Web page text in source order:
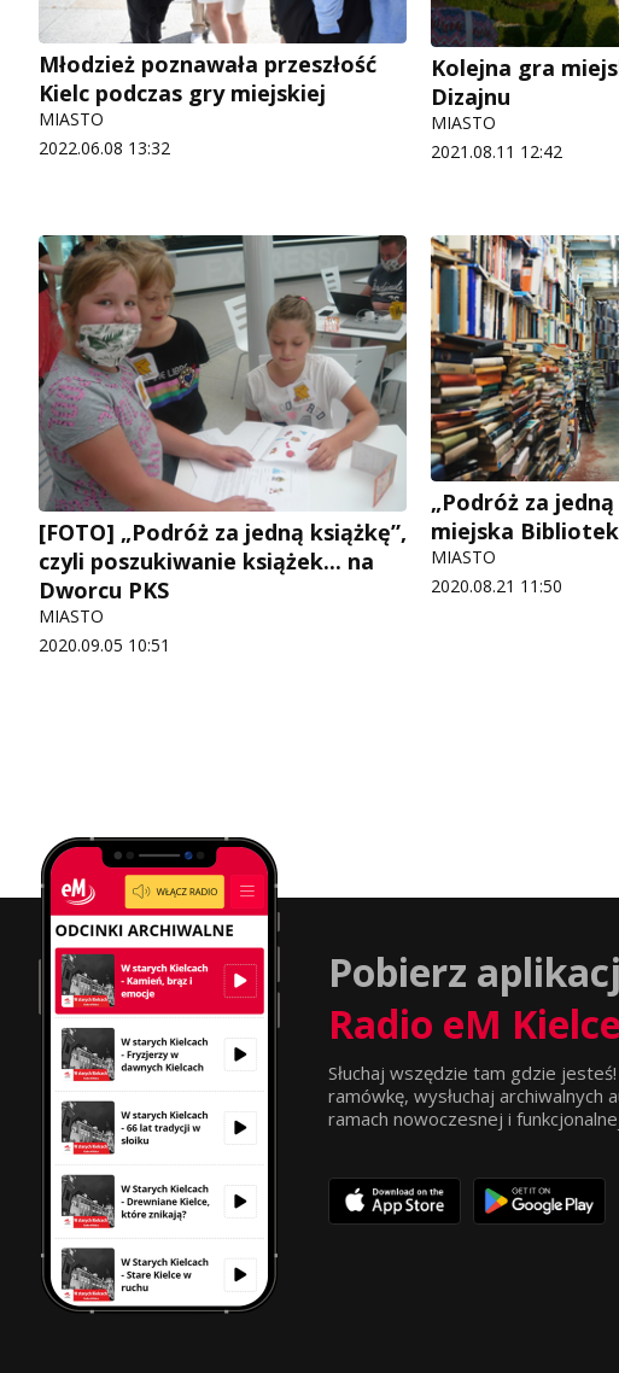
Młodzież poznawała przeszłość
Kielc podczas gry miejskiej
MIASTO
2022.06.08 13:32
Kolejna gra
Dizajnu
MIASTO
2021.08.11 12:42
[FOTO] „Podróż za jedną książkę”,
czyli poszukiwanie książek... na
Dworcu PKS
MIASTO
2020.09.05 10:51
„Podróż za
miejska
MIASTO
2020.08.21 11:50
Pobierz
Radio eM Kielce
Słuchaj wszędzie tam gdzie
ramówkę, wysłuchaj archiwalnych
ramach nowoczesnej i